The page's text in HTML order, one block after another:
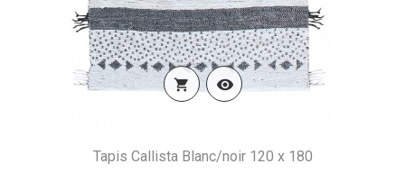
 
Tapis Callista Blanc/noir 120 x 180